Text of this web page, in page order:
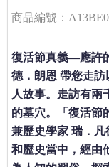
商品編號：
復活節真義—應許
德．朗恩 帶您走
人故事。走訪有兩
的墓穴。「復活節
兼歷史學家 瑞．
和歷史當中，經由